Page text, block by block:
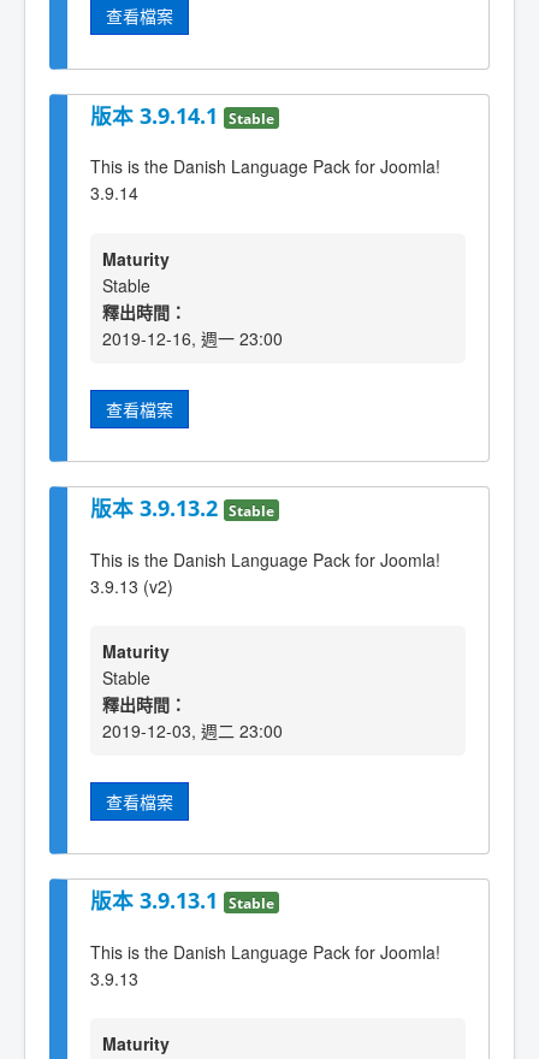
查看檔案
版本 3.9.14.1 Stable
This is the Danish Language Pack for Joomla!
3.9.14
Maturity
Stable
釋出時間：
2019-12-16, 週一 23:00
查看檔案
版本 3.9.13.2 Stable
This is the Danish Language Pack for Joomla!
3.9.13 (v2)
Maturity
Stable
釋出時間：
2019-12-03, 週二 23:00
查看檔案
版本 3.9.13.1 Stable
This is the Danish Language Pack for Joomla!
3.9.13
Maturity